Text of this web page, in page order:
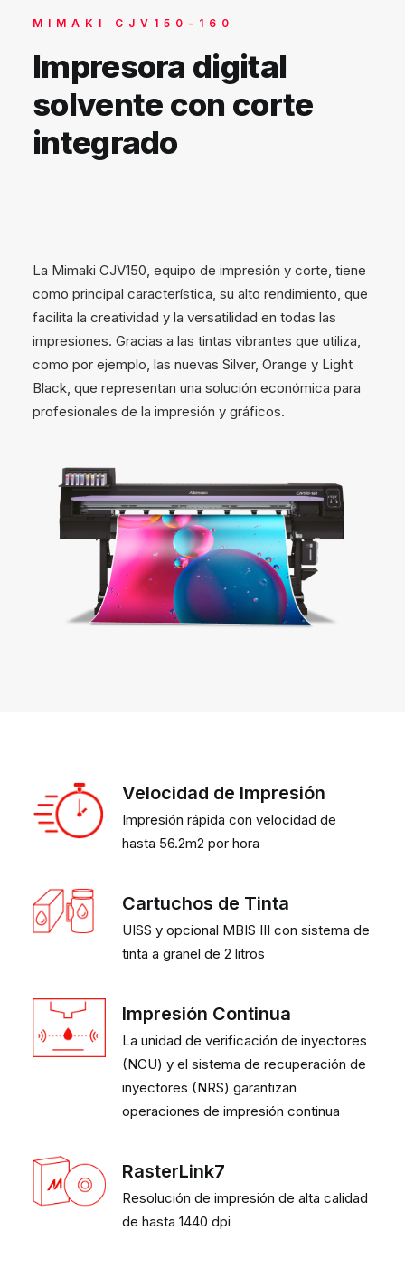
MIMAKI CJV150-160
Impresora digital
solvente con corte
integrado
La Mimaki CJV150, equipo de impresión y corte, tiene
como principal característica, su alto rendimiento, que
facilita la creatividad y la versatilidad en todas las
impresiones. Gracias a las tintas vibrantes que utiliza,
como por ejemplo, las nuevas Silver, Orange y Light
Black, que representan una solución económica para
profesionales de la impresión y gráficos.
Velocidad de Impresión
Impresión rápida con velocidad de
hasta 56.2m2 por hora
Cartuchos de Tinta
UISS y opcional MBIS III con sistema de
tinta a granel de 2 litros
Impresión Continua
La unidad de verificación de inyectores
(NCU) y el sistema de recuperación de
inyectores (NRS) garantizan
operaciones de impresión continua
RasterLink7
Resolución de impresión de alta calidad
de hasta 1440 dpi